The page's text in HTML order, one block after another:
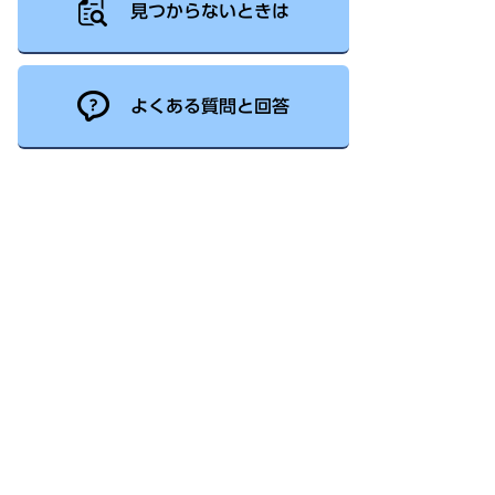
見つからないときは
よくある質問と回答